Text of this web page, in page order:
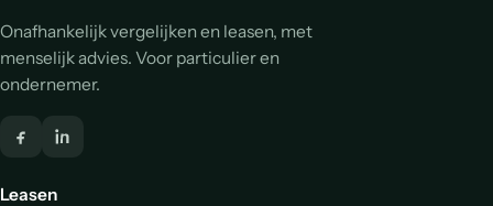
Onafhankelijk vergelijken en leasen, met
menselijk advies. Voor particulier en
ondernemer.
Leasen